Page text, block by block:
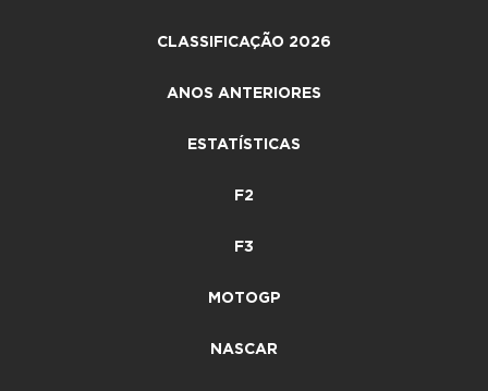
CLASSIFICAÇÃO 2026
ANOS ANTERIORES
ESTATÍSTICAS
F2
F3
MOTOGP
NASCAR